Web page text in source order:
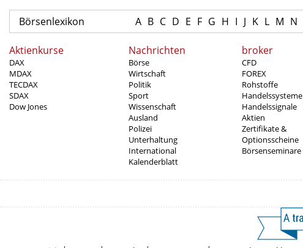
Börsenlexikon A B C D E F G H I J K L M N
Aktienkurse
DAX
MDAX
TECDAX
SDAX
Dow Jones
Nachrichten
Börse
Wirtschaft
Politik
Sport
Wissenschaft
Ausland
Polizei
Unterhaltung
International
Kalenderblatt
broker
CFD
FOREX
Rohstoffe
Handelssysteme
Handelssignale
Aktien
Zertifikate &
Optionsscheine
Börsenseminare